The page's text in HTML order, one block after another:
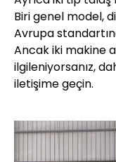
Biri genel model,
Avrupa
Ancak iki makine
ilgileniyorsanız,
iletişime geçin.